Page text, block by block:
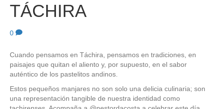
TÁCHIRA
0
Cuando pensamos en Táchira, pensamos en tradiciones, en
paisajes que quitan el aliento y, por supuesto, en el sabor
auténtico de los pastelitos andinos.
Estos pequeños manjares no son solo una delicia culinaria; son
una representación tangible de nuestra identidad como